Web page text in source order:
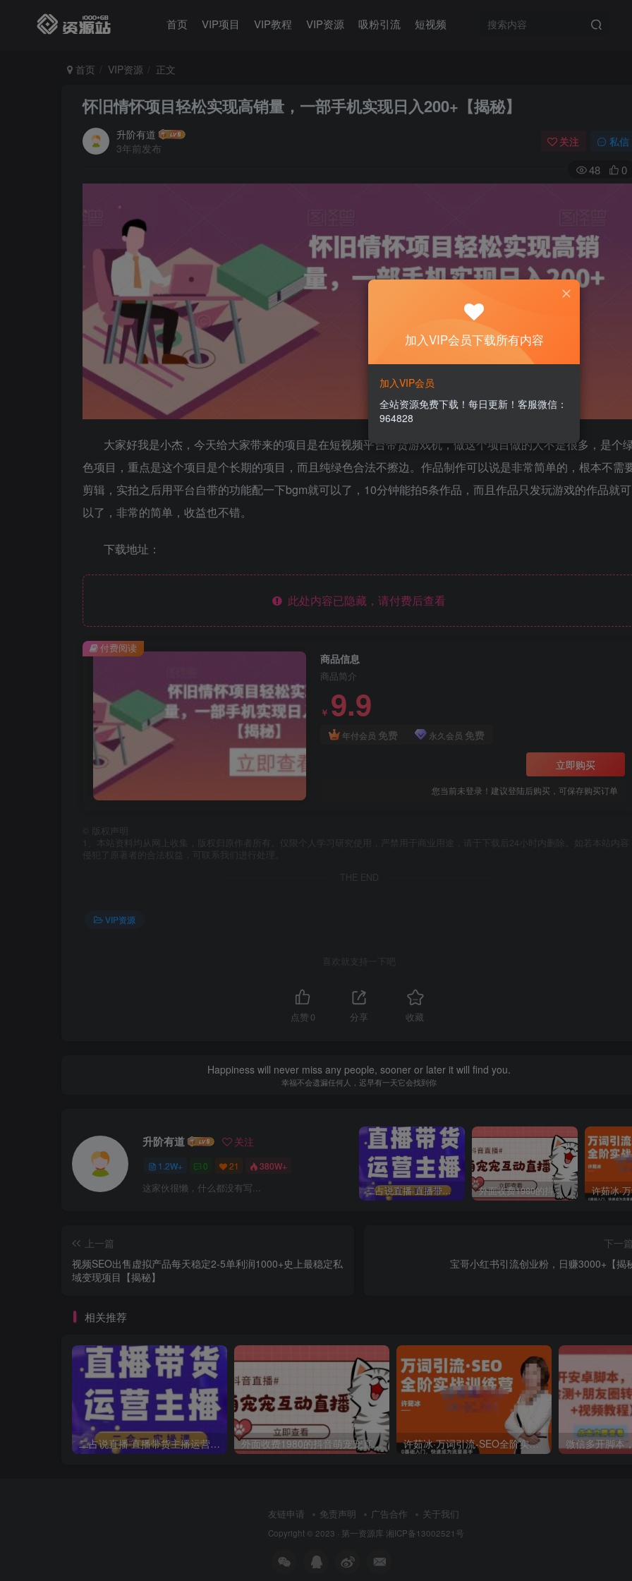
首页 VIP项目 VIP教程 VIP资源 吸粉引流 短视频
首页 VIP资源 正文
怀旧情怀项目轻松实现高销量，一部手机实现日入200+【揭秘】
升阶有道
3年前发布
关注 私信
48 0
大家好我是小杰，今天给大家带来的项目是在短视频平台带货游戏机，做这个项目做的人不是很多，是个
色项目，重点是这个项目是个长期的项目，而且纯绿色合法不擦边。作品制作可以说是非常简单的，根本不需
剪辑，实拍之后用平台自带的功能配一下bgm就可以了，10分钟能拍5条作品，而且作品只发玩游戏的作品就可
以了，非常的简单，收益也不错。
下载地址：
此处内容已隐藏，请付费后查看
商品信息
商品简介
￥ 9.9
年付会员 免费 永久会员 免费
立即购买
您当前未登录！建议登陆后购买，可保存购买订单
付费阅读
版权声明
1、本站资料均从网上收集，版权归原作者所有。仅限个人学习研究使用，严禁用于商业用途，请于下载后24小时内删除。如若本站内容
侵犯了原著者的合法权益，可联系我们进行处理。
THE END
VIP资源
喜欢就支持一下吧
点赞 0 分享 收藏
Happiness will never miss any people, sooner or later it will find you.
幸福不会遗漏任何人，迟早有一天它会找到你
升阶有道 关注
1.2W+ 0 21 380W+
这家伙很懒，什么都没有写... 二占说直播·直播带货主播运营课程，主播运营二合一实操课 外面收费1980的抖音萌宠宠直播项目，可虚拟人直播，抖音报白，实时互动直播【软件+详细教程】
上一篇
视频SEO出售虚拟产品每天稳定2-5单利润1000+史上最稳定私
域变现项目【揭秘】
下一
宝哥小红书引流创业粉，日赚3000+【揭
相关推荐
二占说直播·直播带货主播运营课程，主播运营二合一实操课 外面收费1980的抖音萌宠宠直播项目，可虚拟人直播，抖音报白，实时互动直播【软件+详细教程】 许茹冰·万词引流-SEO全阶实战训练营，0基础入门，快速成为流量高手
友链申请 免责声明 广告合作 关于我们
Copyright © 2023 · 第一资源库 湘ICP备13002521号
加入VIP会员下载所有内容
加入VIP会员
全站资源免费下载！每日更新！客服微信：
964828